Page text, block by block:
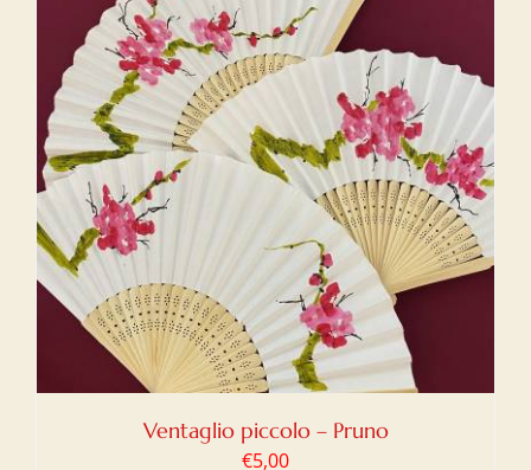
Ventaglio piccolo – Pruno
€5,00